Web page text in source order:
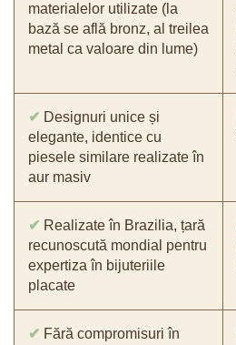
materialelor utilizate (la
bază se află bronz, al treilea
metal ca valoare din lume)
✔ Designuri unice și
elegante, identice cu
piesele similare realizate în
aur masiv
✔ Realizate în Brazilia, țară
recunoscută mondial pentru
expertiza în bijuteriile
placate
✔ Fără compromisuri în